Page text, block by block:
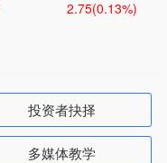
2.75(0.13%)
投资者抉择
多媒体教学